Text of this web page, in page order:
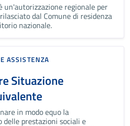
un'autorizzazione regionale per
dal Comune di residenza
nazionale.
ASSISTENZA
Situazione
in modo equo la
delle prestazioni sociali e